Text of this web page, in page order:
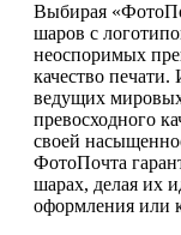
Выбирая
шаров с
неоспоримых
качество печати.
ведущих мировых
превосходного
своей
ФотоПочта
шарах, делая их
оформления или